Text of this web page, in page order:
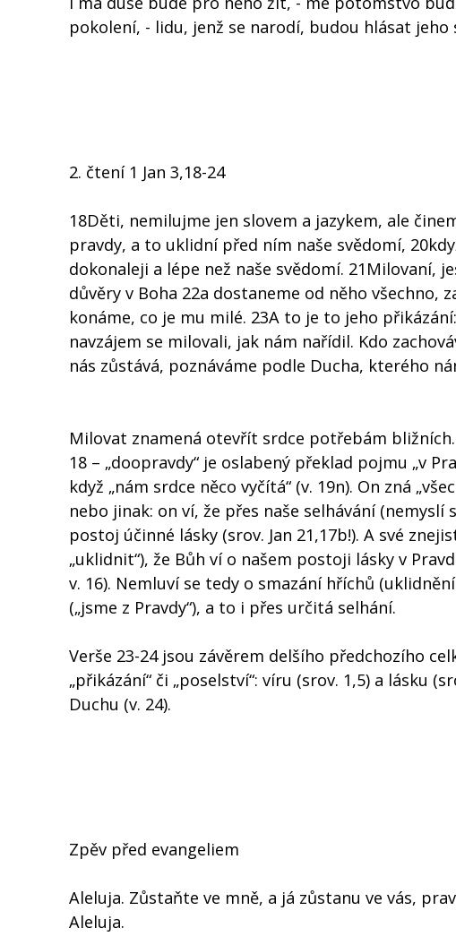
pokolení, - lidu, jenž se narodí, budou hlásat
2. čtení 1 Jan 3,18-24
18Děti, nemilujme jen slovem a jazykem, ale
pravdy, a to uklidní před ním naše svědomí,
dokonaleji a lépe než naše svědomí. 21Milovaní,
důvěry v Boha 22a dostaneme od něho všechno,
konáme, co je mu milé. 23A to je to jeho
navzájem se milovali, jak nám nařídil. Kdo
nás zůstává, poznáváme podle Ducha, kterého
Milovat znamená otevřít srdce potřebám
18 – „doopravdy“ je oslabený překlad pojmu „v
když „nám srdce něco vyčítá“ (v. 19n). On zná
nebo jinak: on ví, že přes naše selhávání (nemyslí
postoj účinné lásky (srov. Jan 21,17b!). A své
„uklidnit“), že Bůh ví o našem postoji lásky v
v. 16). Nemluví se tedy o smazání hříchů
(„jsme z Pravdy“), a to i přes určitá selhání.
Verše 23-24 jsou závěrem delšího předchozího
„přikázání“ či „poselství“: víru (srov. 1,5) a lásku
Duchu (v. 24).
Zpěv před evangeliem
Aleluja. Zůstaňte ve mně, a já zůstanu ve vás,
Aleluja.